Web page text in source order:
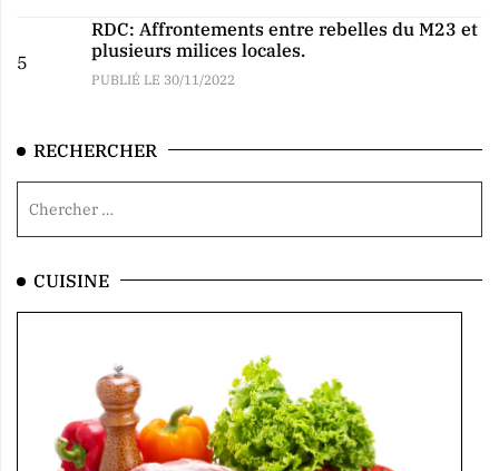
5
RDC: Affrontements entre rebelles du M23 et
plusieurs milices locales.
PUBLIÉ LE 30/11/2022
RECHERCHER
CUISINE